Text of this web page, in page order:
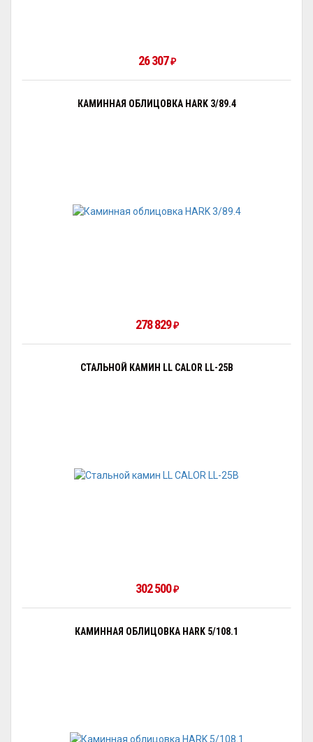
26 307 ₽
КАМИННАЯ ОБЛИЦОВКА HARK 3/89.4
278 829 ₽
СТАЛЬНОЙ КАМИН LL CALOR LL-25B
302 500 ₽
КАМИННАЯ ОБЛИЦОВКА HARK 5/108.1